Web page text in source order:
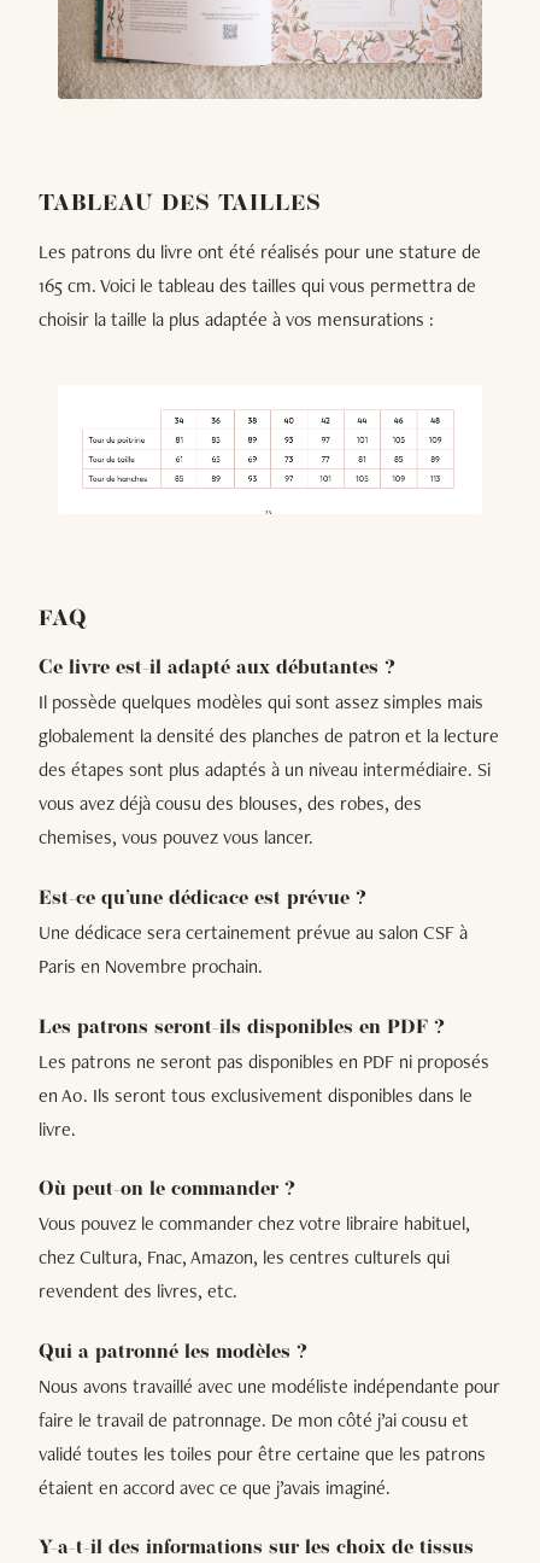
TABLEAU DES TAILLES
Les patrons du livre ont été réalisés pour une stature de
165 cm. Voici le tableau des tailles qui vous permettra de
choisir la taille la plus adaptée à vos mensurations :
FAQ
Ce livre est-il adapté aux débutantes ?
Il possède quelques modèles qui sont assez simples mais
globalement la densité des planches de patron et la lecture
des étapes sont plus adaptés à un niveau intermédiaire. Si
vous avez déjà cousu des blouses, des robes, des
chemises, vous pouvez vous lancer.
Est-ce qu’une dédicace est prévue ?
Une dédicace sera certainement prévue au salon CSF à
Paris en Novembre prochain.
Les patrons seront-ils disponibles en PDF ?
Les patrons ne seront pas disponibles en PDF ni proposés
en A0. Ils seront tous exclusivement disponibles dans le
livre.
Où peut-on le commander ?
Vous pouvez le commander chez votre libraire habituel,
chez Cultura, Fnac, Amazon, les centres culturels qui
revendent des livres, etc.
Qui a patronné les modèles ?
Nous avons travaillé avec une modéliste indépendante pour
faire le travail de patronnage. De mon côté j’ai cousu et
validé toutes les toiles pour être certaine que les patrons
étaient en accord avec ce que j’avais imaginé.
Y-a-t-il des informations sur les choix de tissus